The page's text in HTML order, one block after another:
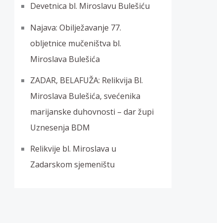
Devetnica bl. Miroslavu Bulešiću
Najava: Obilježavanje 77.
obljetnice mučeništva bl.
Miroslava Bulešića
ZADAR, BELAFUŽA: Relikvija Bl.
Miroslava Bulešića, svećenika
marijanske duhovnosti – dar župi
Uznesenja BDM
Relikvije bl. Miroslava u
Zadarskom sjemeništu